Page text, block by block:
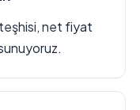
teşhisi, net fiyat